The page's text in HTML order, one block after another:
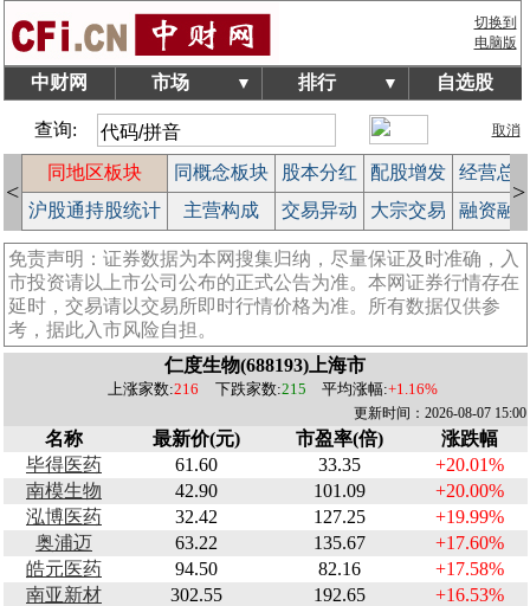
切换到
电脑版
中财网 市场 ▼ 排行 ▼ 自选股
查询: 取消
<
同地区板块 同概念板块 股本分红 配股增发
经营总
沪股通持股统计 主营构成 交易异动 大宗交易 融资融
>
免责声明：证券数据为本网搜集归纳，尽量保证及时准确，入
市投资请以上市公司公布的正式公告为准。本网证券行情存在
延时，交易请以交易所即时行情价格为准。所有数据仅供参
考，据此入市风险自担。
仁度生物(688193)上海市
上涨家数:216 下跌家数:215 平均涨幅:+1.16%
更新时间：2026-08-07 15:00
名称 最新价(元) 市盈率(倍)
涨跌幅
毕得医药
61.60 33.35
+20.01%
南模生物
42.90 101.09
+20.00%
泓博医药
32.42 127.25
+19.99%
奥浦迈
63.22 135.67
+17.60%
皓元医药
94.50 82.16
+17.58%
南亚新材
302.55 192.65
+16.53%